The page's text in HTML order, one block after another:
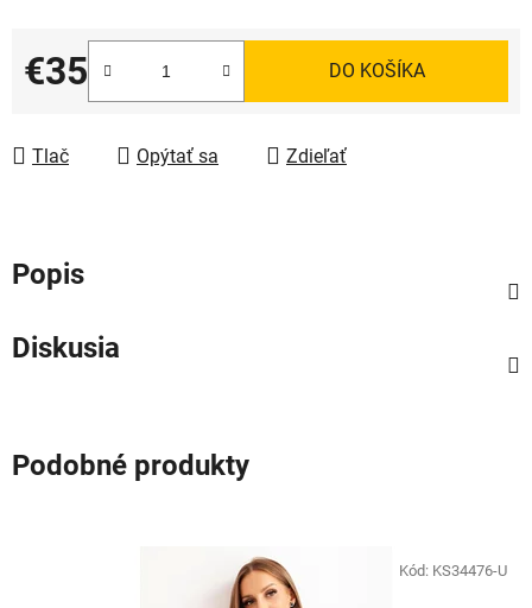
€35
Jednotková cena:
DO KOŠÍKA
Tlač Opýtať sa Zdieľať
Popis
Diskusia
Podobné produkty
Kód: KS34476-U